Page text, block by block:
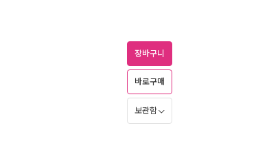
장바구니
바로구매
보관함